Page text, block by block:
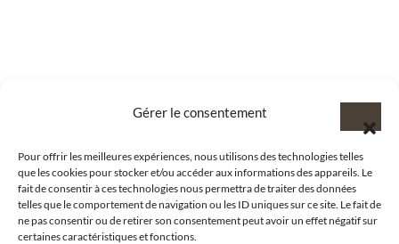
Gérer le consentement
Pour offrir les meilleures expériences, nous utilisons des technologies telles
que les cookies pour stocker et/ou accéder aux informations des appareils. Le
fait de consentir à ces technologies nous permettra de traiter des données
telles que le comportement de navigation ou les ID uniques sur ce site. Le fait de
ne pas consentir ou de retirer son consentement peut avoir un effet négatif sur
certaines caractéristiques et fonctions.